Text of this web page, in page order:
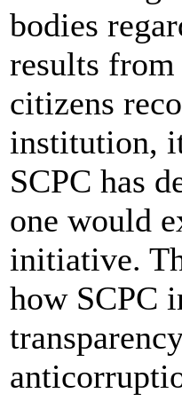
bodies
results
citizens
institution,
SCPC has
one would
initiative.
how SCPC